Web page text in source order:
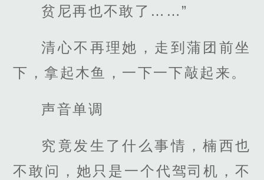
贫尼再也不敢了……”
清心不再理她，走到蒲团前坐
下，拿起木鱼，一下一下敲起来。
声音单调
究竟发生了什么事情，楠西也
不敢问，她只是一个代驾司机，不